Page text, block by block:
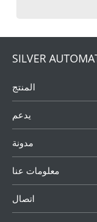
SILVER
المنتج
يدعم
مدونة
معلومات عنا
اتصال